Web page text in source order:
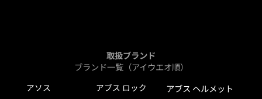
取扱ブランド
ブランド一覧（アイウエオ順）
アソス アブス ロック アブス ヘルメット